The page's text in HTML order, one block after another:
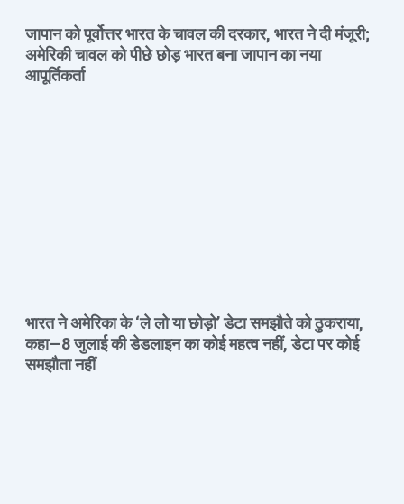
जापान को पूर्वोत्तर भारत के चावल की दरकार, भारत ने दी मंजूरी;
अमेरिकी चावल को पीछे छोड़ भारत बना जापान का नया
आपूर्तिकर्ता
भारत ने अमेरिका के ‘ले लो या छोड़ो’ डेटा समझौते को ठुकराया,
कहा—8 जुलाई की डेडलाइन का कोई महत्व नहीं, डेटा पर कोई
समझौता नहीं